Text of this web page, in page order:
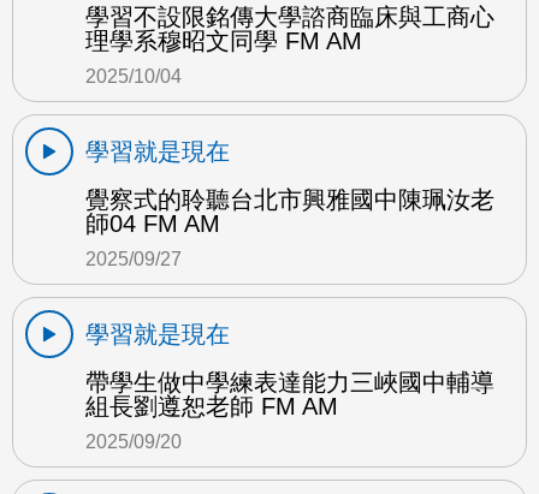
學習不設限銘傳大學諮商臨床與工商心
理學系穆昭文同學 FM AM
2025/10/04
學習就是現在
覺察式的聆聽台北市興雅國中陳珮汝老
師04 FM AM
2025/09/27
學習就是現在
帶學生做中學練表達能力三峽國中輔導
組長劉遵恕老師 FM AM
2025/09/20